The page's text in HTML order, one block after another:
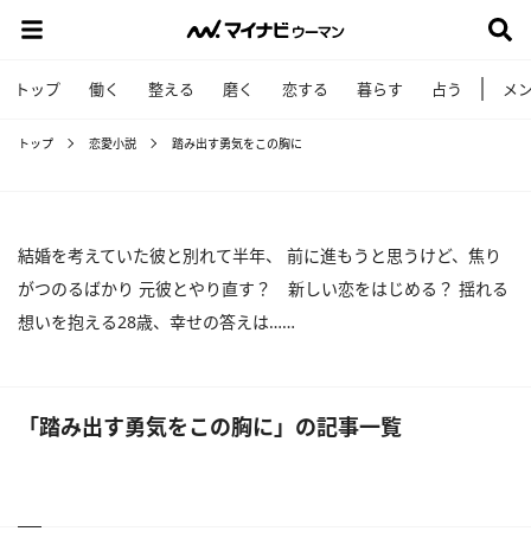
トップ 働く 整える 磨く 恋する 暮らす 占う メ
トップ 恋愛小説 踏み出す勇気をこの胸に
結婚を考えていた彼と別れて半年、 前に進もうと思うけど、焦り
がつのるばかり 元彼とやり直す？ 新しい恋をはじめる？ 揺れる
想いを抱える28歳、幸せの答えは……
「踏み出す勇気をこの胸に」の記事一覧